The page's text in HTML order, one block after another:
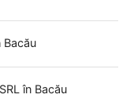
Bacău
în Bacău